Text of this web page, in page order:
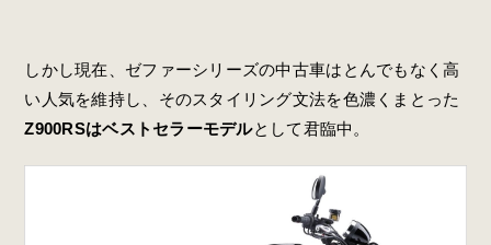
しかし現在、ゼファーシリーズの中古車はとんでもなく高
い人気を維持し、そのスタイリング文法を色濃くまとった
Z900RSはベストセラーモデルとして君臨中。